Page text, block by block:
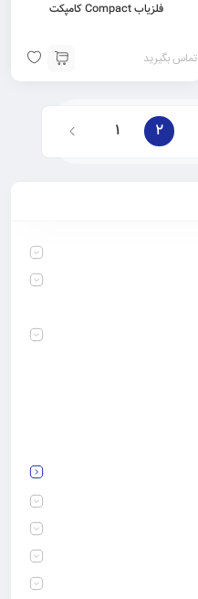
فلزیاب Compact کامپکت
تماس بگیرید
1 2